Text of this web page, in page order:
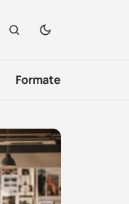
Formate